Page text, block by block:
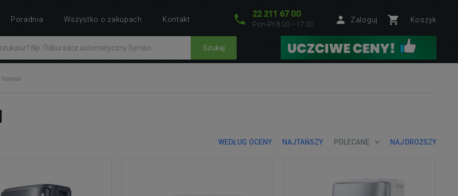
22 211 67 00
Pon-Pt 8:00—17:00
Zaloguj Koszyk
Szukaj
Narwal
WEDŁUG OCENY NAJTAŃSZY POLECANE NAJDROŻSZY
Poradnia Wszystko o zakupach Kontakt